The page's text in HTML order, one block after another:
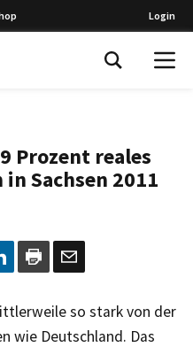
Login
Prozent reales
Sachsen 2011
so stark von der
wie Deutschland. Das